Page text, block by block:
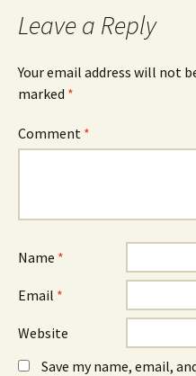
Leave a Reply
Your email address will not
marked *
Comment *
Name *
Email *
Website
Save my name, email,